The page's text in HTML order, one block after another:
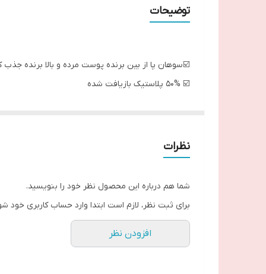
توضیحات
☑️سوهان پا از بین برنده پوست مرده و بالا برنده جذب
☑️ 50% پلاستیک بازیافت شده
ــــــــــــــــــــــــــــــــــ
نظرات
شما هم درباره این محصول نظر خود را بنویسید.
برای ثبت نظر، لازم است ابتدا وارد حساب کاربری خود
افزودن نظر